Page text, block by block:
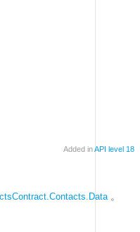
Added inAPI level 18
。